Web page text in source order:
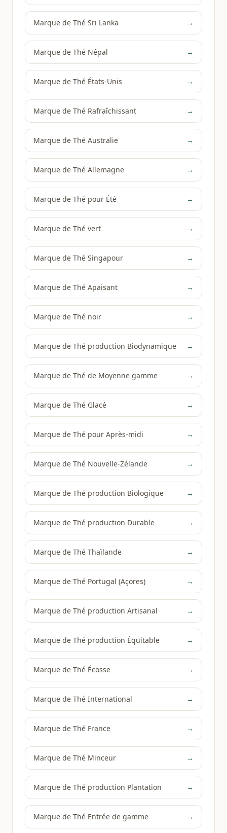
Marque de Thé Sri Lanka →
Marque de Thé Népal →
Marque de Thé États-Unis →
Marque de Thé Rafraîchissant →
Marque de Thé Australie →
Marque de Thé Allemagne →
Marque de Thé pour Été →
Marque de Thé vert →
Marque de Thé Singapour →
Marque de Thé Apaisant →
Marque de Thé noir →
Marque de Thé production Biodynamique →
Marque de Thé de Moyenne gamme →
Marque de Thé Glacé →
Marque de Thé pour Après-midi →
Marque de Thé Nouvelle-Zélande →
Marque de Thé production Biologique →
Marque de Thé production Durable →
Marque de Thé Thaïlande →
Marque de Thé Portugal (Açores) →
Marque de Thé production Artisanal →
Marque de Thé production Équitable →
Marque de Thé Écosse →
Marque de Thé International →
Marque de Thé France →
Marque de Thé Minceur →
Marque de Thé production Plantation →
Marque de Thé Entrée de gamme →